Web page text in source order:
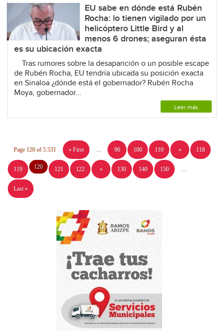
EU sabe en dónde está Rubén
Rocha: lo tienen vigilado por un
helicóptero Little Bird y al
menos 6 drones; aseguran ésta
es su ubicación exacta
Tras rumores sobre la desaparición o un posible escape
de Rubén Rocha, EU tendría ubicada su posición exacta
en Sinaloa ¿dónde está el gobernador? Rubén Rocha
Moya, gobernador...
Leer más
Page 120 of 5.531 « First 90 100 110 « 118
119 120 121 122 » 130 140 150
Last »